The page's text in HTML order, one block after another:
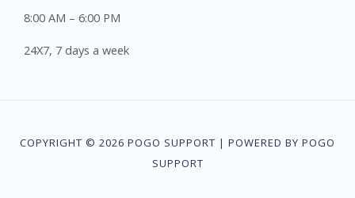
8:00 AM – 6:00 PM
24X7, 7 days a week
COPYRIGHT © 2026 POGO SUPPORT | POWERED BY POGO
SUPPORT